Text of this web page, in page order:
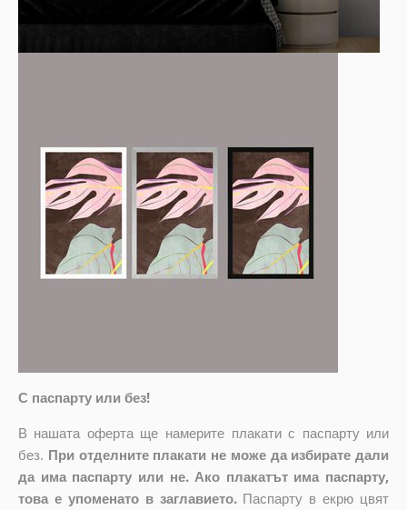
С паспарту или без!
В нашата оферта ще намерите плакати с паспарту или
без. При отделните плакати не може да избирате дали
да има паспарту или не. Ако плакатът има паспарту,
това е упоменато в заглавието. Паспарту в екрю цвят